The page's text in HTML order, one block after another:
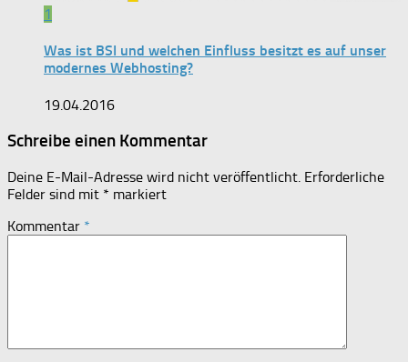
1
Was ist BSI und welchen Einfluss besitzt es auf unser
modernes Webhosting?
19.04.2016
Schreibe einen Kommentar
Deine E-Mail-Adresse wird nicht veröffentlicht. Erforderliche
Felder sind mit * markiert
Kommentar *